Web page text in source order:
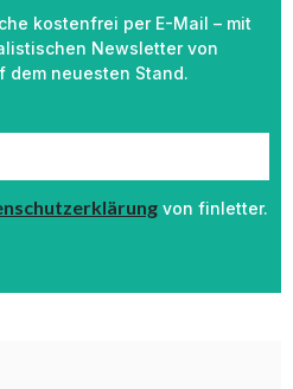
kostenfrei per E-Mail – mit
Newsletter von
dem neuesten Stand.
von finletter.